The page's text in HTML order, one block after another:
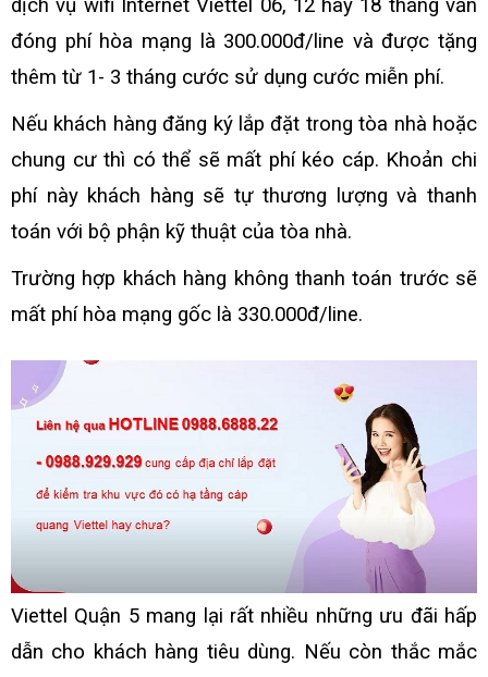
dịch vụ wifi Internet Viettel 06, 12 hay 18 tháng vẫn
đóng phí hòa mạng là 300.000đ/line và được tặng
thêm từ 1- 3 tháng cước sử dụng cước miễn phí.
Nếu khách hàng đăng ký lắp đặt trong tòa nhà hoặc
chung cư thì có thể sẽ mất phí kéo cáp. Khoản chi
phí này khách hàng sẽ tự thương lượng và thanh
toán với bộ phận kỹ thuật của tòa nhà.
Trường hợp khách hàng không thanh toán trước sẽ
mất phí hòa mạng gốc là 330.000đ/line.
Viettel Quận 5mang lại rất nhiều những ưu đãi hấp
dẫn cho khách hàng tiêu dùng. Nếu còn thắc mắc